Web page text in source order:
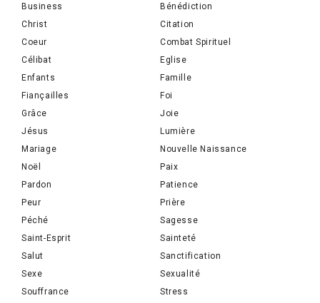
Business
Bénédiction
Christ
Citation
Coeur
Combat Spirituel
Célibat
Eglise
Enfants
Famille
Fiançailles
Foi
Grâce
Joie
Jésus
Lumière
Mariage
Nouvelle Naissance
Noël
Paix
Pardon
Patience
Peur
Prière
Péché
Sagesse
Saint-Esprit
Sainteté
Salut
Sanctification
Sexe
Sexualité
Souffrance
Stress